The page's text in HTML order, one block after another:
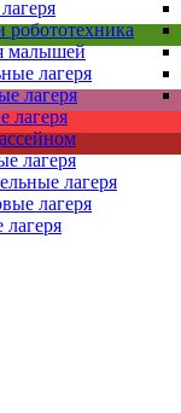
робототехника
малышей
лагеря
лагеря
лагеря
лагеря
лагеря
лагеря
лагеря